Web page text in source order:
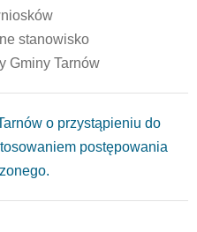
stanowisko
Gminy Tarnów
o przystąpieniu do
postępowania